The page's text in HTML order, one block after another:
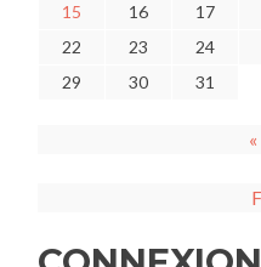
15
16 17
22
23 24
29
30 31